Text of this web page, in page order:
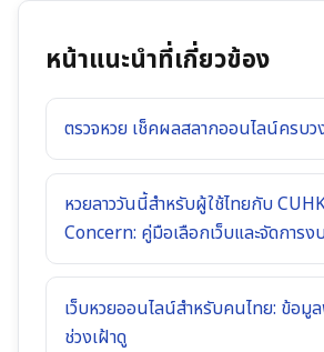
หน้าแนะนำที่เกี่ยวข้อง
ตรวจหวย เช็คผลสลากออนไลน์ครบว
หวยลาววันนี้สำหรับผู้ใช้ไทยกับ
Concern: คู่มือเลือกเว็บและจัดการง
เว็บหวยออนไลน์สำหรับคนไทย: ข้อมู
ช่วงเฝ้าดู